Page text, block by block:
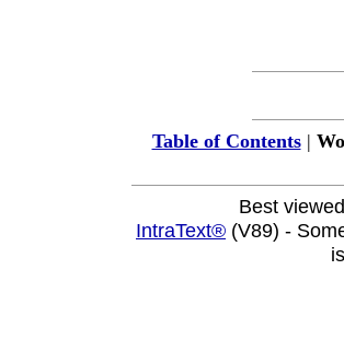
Table of Contents|
Best
IntraText® (V89) -